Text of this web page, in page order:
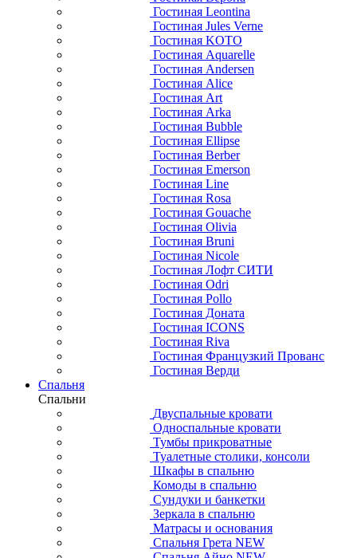
Гостиная Leontina
Гостиная Jules Verne
Гостиная KOTO
Гостиная Aquarelle
Гостиная Andersen
Гостиная Alice
Гостиная Art
Гостиная Arka
Гостиная Bubble
Гостиная Ellipse
Гостиная Berber
Гостиная Emerson
Гостиная Line
Гостиная Rosa
Гостиная Gouache
Гостиная Olivia
Гостиная Bruni
Гостиная Nicole
Гостиная Лофт СИТИ
Гостиная Odri
Гостиная Pollo
Гостиная Доната
Гостиная ICONS
Гостиная Riva
Гостиная Французкий Прованс
Гостиная Верди
Спальня
Спальни
Двуспальные кровати
Односпальные кровати
Тумбы прикроватные
Туалетные столики, консоли
Шкафы в спальню
Комоды в спальню
Сундуки и банкетки
Зеркала в спальню
Матрасы и основания
Спальня Грета NEW